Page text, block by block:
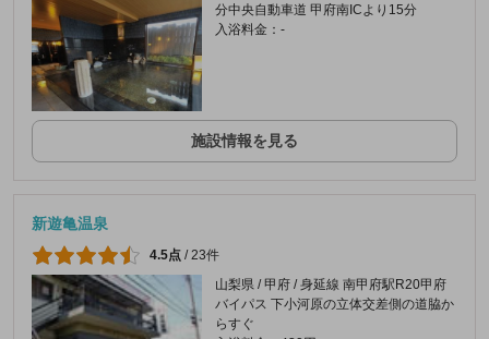
分中央自動車道 甲府南ICより15分
入浴料金：-
施設情報を見る
新遊亀温泉
4.5点 /23件
山梨県 / 甲府 / 身延線 南甲府駅R20甲府
バイパス 下小河原の立体交差側の道脇か
らすぐ